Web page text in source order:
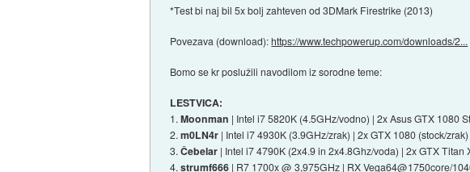
*Test bi naj bil 5x bolj zahteven od 3DMark Firestrike (2013)
Povezava (download):https://www.techpowerup.com/downloads/2...
Bomo se kr poslužili navodilom iz sorodne teme:
LESTVICA:
1.Moonman | Intel i7 5820K (4.5GHz/vodno) | 2x Asus GTX 1080
2.m0LN4r | Intel i7 4930K (3.9GHz/zrak) | 2x GTX 1080 (stock/
3.Čebelar | Intel i7 4790K (2x4.9 in 2x4.8Ghz/voda) | 2x GTX
4.strumf666 | R7 1700x @ 3,975GHz | RX Vega64@1750core/